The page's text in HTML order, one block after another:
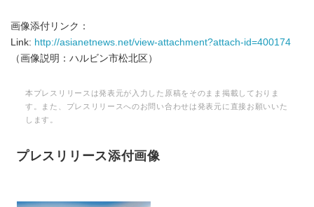
画像添付リンク：
Link: http://asianetnews.net/view-attachment?attach-id=400174
（画像説明：ハルビン市松北区）
本プレスリリースは発表元が入力した原稿をそのまま掲載しておりま
す。また、プレスリリースへのお問い合わせは発表元に直接お願いいた
します。
プレスリリース添付画像